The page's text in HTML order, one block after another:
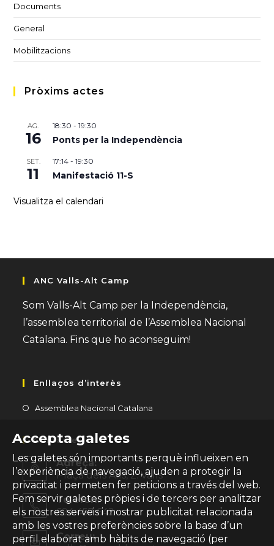
Documents
General
Mobilitzacions
Pròxims actes
AG.
16
18:30 -19:30
Ponts per la Independència
SET.
11
17:14 -19:30
Manifestació 11-S
Visualitza el calendari
Accepta galetes
Les galetes són importants perquè influeixen en
l’experiència de navegació, ajuden a protegir la
privacitat i permeten fer peticions a través del web.
Fem servir galetes pròpies i de tercers per analitzar
els nostres serveis i mostrar publicitat relacionada
amb les vostres preferències sobre la base d’un
perfil elaborat amb hàbits de navegació (per
ANC Valls-Alt Camp
Som Valls-Alt Camp per la Independència,
l’assemblea territorial de l’Assemblea Nacional
Catalana. Fins que ho aconseguim!
Enllaços d’interès
Assemblea Nacional Catalana
tab
Contacte
Adreça:
Plaça dels Alls, 2. Valls
Telèfon:
694 457 642
Correu: